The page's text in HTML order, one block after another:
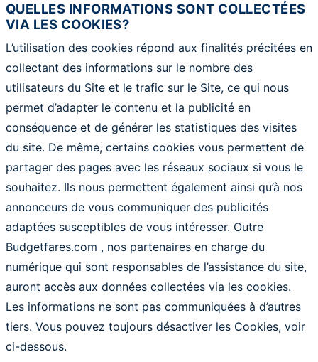
QUELLES INFORMATIONS SONT COLLECTÉES
VIA LES COOKIES?
L’utilisation des cookies répond aux finalités précitées en
collectant des informations sur le nombre des
utilisateurs du Site et le trafic sur le Site, ce qui nous
permet d’adapter le contenu et la publicité en
conséquence et de générer les statistiques des visites
du site. De même, certains cookies vous permettent de
partager des pages avec les réseaux sociaux si vous le
souhaitez. Ils nous permettent également ainsi qu’à nos
annonceurs de vous communiquer des publicités
adaptées susceptibles de vous intéresser. Outre
Budgetfares.com , nos partenaires en charge du
numérique qui sont responsables de l’assistance du site,
auront accès aux données collectées via les cookies.
Les informations ne sont pas communiquées à d’autres
tiers. Vous pouvez toujours désactiver les Cookies, voir
ci-dessous.